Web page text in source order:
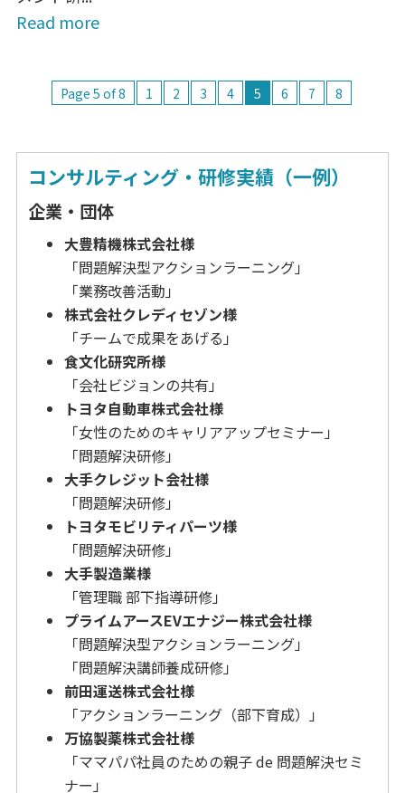
Read more
Page 5 of 8 1 2 3 4 5 6 7 8
コンサルティング・研修実績（一例）
企業・団体
大豊精機株式会社様
「問題解決型アクションラーニング」
「業務改善活動」
株式会社クレディセゾン様
「チームで成果をあげる」
食文化研究所様
「会社ビジョンの共有」
トヨタ自動車株式会社様
「女性のためのキャリアアップセミナー」
「問題解決研修」
大手クレジット会社様
「問題解決研修」
トヨタモビリティパーツ様
「問題解決研修」
大手製造業様
「管理職 部下指導研修」
プライムアースEVエナジー株式会社様
「問題解決型アクションラーニング」
「問題解決講師養成研修」
前田運送株式会社様
「アクションラーニング（部下育成）」
万協製薬株式会社様
「ママパパ社員のための親子 de 問題解決セミ
ナー」